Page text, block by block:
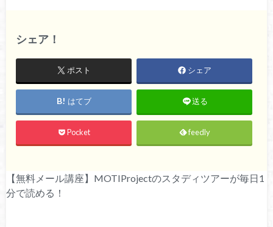
シェア！
ポスト シェア
はてブ 送る
Pocket feedly
【無料メール講座】MOTIProjectのスタディツアーが毎日1
分で読める！